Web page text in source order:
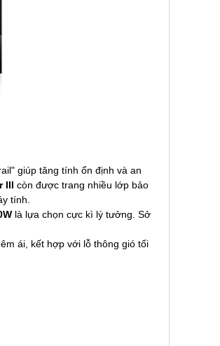
giúp tăng tính ổn định và an
III còn được trang nhiều lớp bảo
tính.
là lựa chọn cực kì lý tưởng. Sở
ái, kết hợp với lỗ thông gió tối